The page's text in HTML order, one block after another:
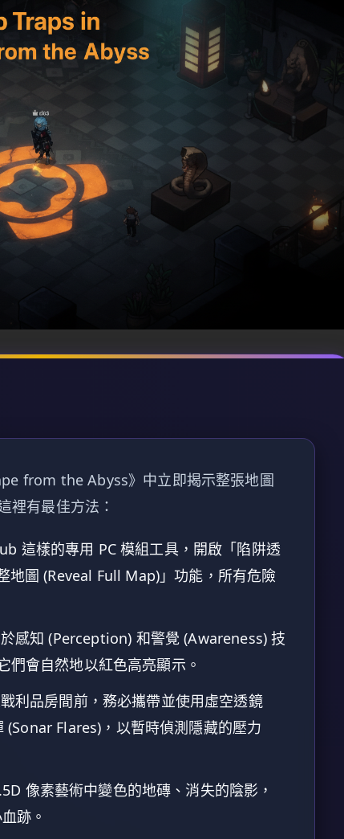
from the Abyss》中立即揭示整張地圖
裡有最佳方法：
這樣的專用 PC 模組工具，開啟「陷阱透
地圖 (Reveal Full Map)」功能，所有危險
感知 (Perception) 和警覺 (Awareness) 技
們會自然地以紅色高亮顯示。
利品房間前，務必攜帶並使用虛空透鏡
Flares)，以暫時偵測隱藏的壓力
像素藝術中變色的地磚、消失的陰影，
跡。